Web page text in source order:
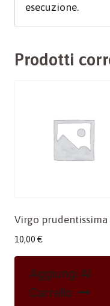
esecuzione.
Prodotti
Virgo prudentissima
10,00 €
Aggiungi Al
Carrello